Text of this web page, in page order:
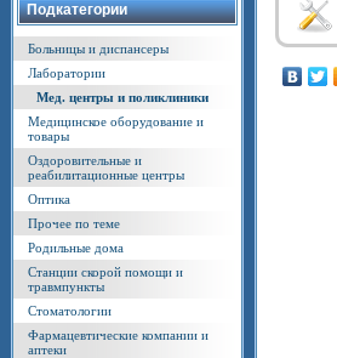
Подкатегории
Больницы и диспансеры
Лаборатории
Мед. центры и поликлиники
Медицинское оборудование и
товары
Оздоровительные и
реабилитационные центры
Оптика
Прочее по теме
Родильные дома
Станции скорой помощи и
травмпункты
Стоматологии
Фармацевтические компании и
аптеки